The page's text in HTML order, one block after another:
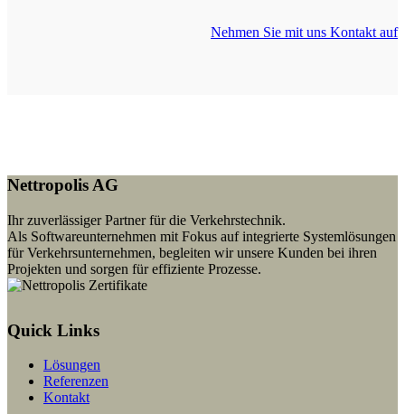
Nehmen Sie mit uns Kontakt auf
Nettropolis AG
Ihr zuverlässiger Partner für die Verkehrstechnik.
Als Softwareunternehmen mit Fokus auf integrierte Systemlösungen
für Verkehrsunternehmen, begleiten wir unsere Kunden bei ihren
Projekten und sorgen für effiziente Prozesse.
Quick Links
Lösungen
Referenzen
Kontakt